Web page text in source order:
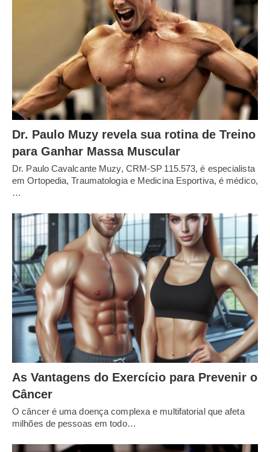
Dr. Paulo Muzy revela sua rotina de Treino
para Ganhar Massa Muscular
Dr. Paulo Cavalcante Muzy, CRM‑SP 115.573, é especialista
em Ortopedia, Traumatologia e Medicina Esportiva, é médico,
…
As Vantagens do Exercício para Prevenir o
Câncer
O câncer é uma doença complexa e multifatorial que afeta
milhões de pessoas em todo…